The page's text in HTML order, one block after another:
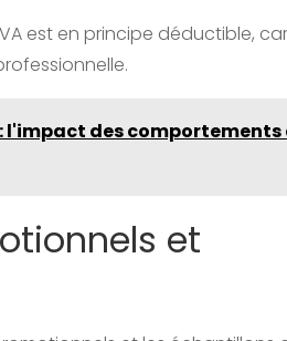
est en principe déductible,
l'impact des comportements
et